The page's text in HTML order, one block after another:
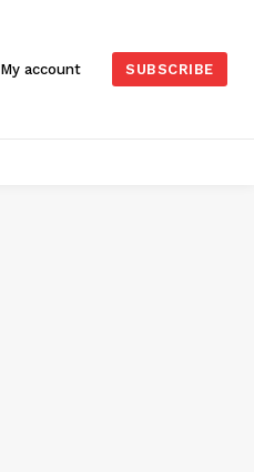
My account SUBSCRIBE